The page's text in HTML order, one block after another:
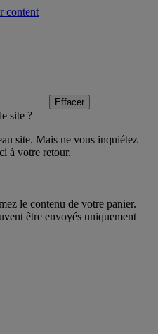
content
Effacer
site ?
site. Mais ne vous inquiétez
à votre retour.
le contenu de votre panier.
être envoyés uniquement